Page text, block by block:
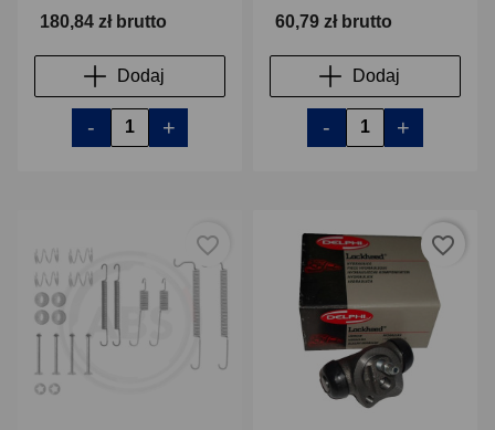
180,84 zł brutto
Dodaj
- +
60,79 zł brutto
Dodaj
- +
favorite_border favorite_border